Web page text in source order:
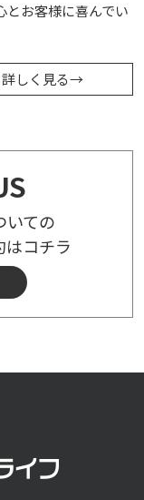
とお客様に喜んでい
詳しく見る→
いての
はコチラ